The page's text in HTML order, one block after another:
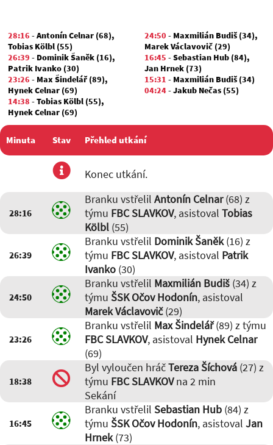
28:16 -Antonín Celnar (68),
Tobias Kölbl (55)
26:39 - Dominik Šaněk (16),
Patrik Ivanko (30)
23:26 - Max Šindelář (89),
Hynek Celnar (69)
14:38 -Tobias Kölbl (55),
Hynek Celnar (69)
08:13-Adam Grolich (10),
Hynek Celnar (69)
24:50 - Maxmilián Budiš (34),
Marek Václavovič (29)
16:45 -Sebastian Hub (84),
Jan Hrnek (73)
15:31 - Maxmilián Budiš (34)
04:24-Jakub Nečas (55)
Minuta Stav Přehled utkání
Konec utkání.
28:16
Branku vstřelil Antonín Celnar(68) z
týmu FBC SLAVKOV, asistoval Tobias
Kölbl(55)
26:39
Branku vstřelil Dominik Šaněk(16) z
týmu FBC SLAVKOV, asistoval Patrik
Ivanko(30)
24:50
Branku vstřelil Maxmilián Budiš(34) z
týmu ŠSK Očov Hodonín, asistoval
Marek Václavovič(29)
23:26
Branku vstřelil Max Šindelář(89) z týmu
FBC SLAVKOV, asistoval Hynek Celnar
(69)
18:38
Byl vyloučen hráčTereza Šíchová(27) z
týmu FBC SLAVKOVna 2 min
Sekání
16:45
Branku vstřelil Sebastian Hub(84) z
týmu ŠSK Očov Hodonín, asistoval Jan
Hrnek(73)